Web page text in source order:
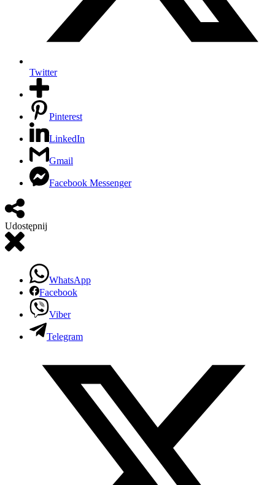
Twitter
Pinterest
LinkedIn
Gmail
Facebook Messenger
Udostępnij
WhatsApp
Facebook
Viber
Telegram